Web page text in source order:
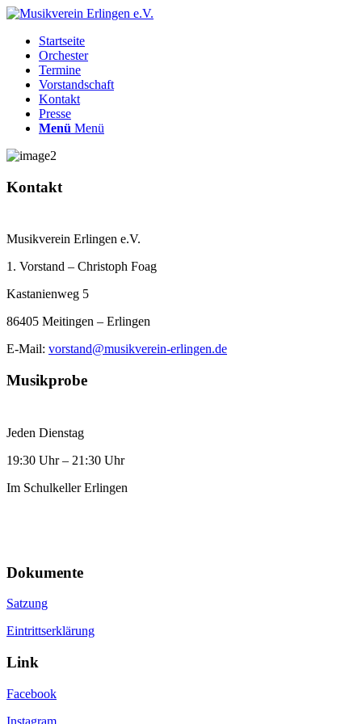
Startseite
Orchester
Termine
Vorstandschaft
Kontakt
Presse
Menü Menü
Kontakt
Musikverein Erlingen e.V.
1. Vorstand – Christoph Foag
Kastanienweg 5
86405 Meitingen – Erlingen
E-Mail: vorstand@musikverein-erlingen.de
Musikprobe
Jeden Dienstag
19:30 Uhr – 21:30 Uhr
Im Schulkeller Erlingen
Dokumente
Satzung
Eintrittserklärung
Link
Facebook
Instagram